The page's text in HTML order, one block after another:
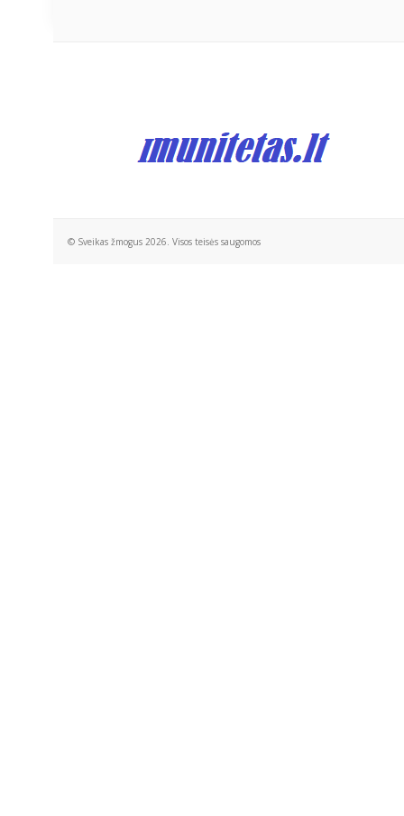
© Sveikas žmogus 2026. Visos teisės saugomos